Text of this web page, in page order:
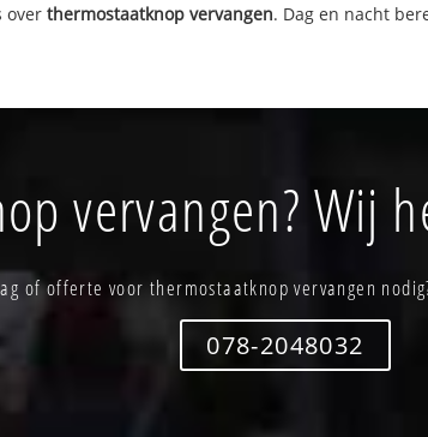
overthermostaatknop vervangen. Dag en nacht
vervangen? Wij
of offerte voor thermostaatknop vervangen
078-2048032